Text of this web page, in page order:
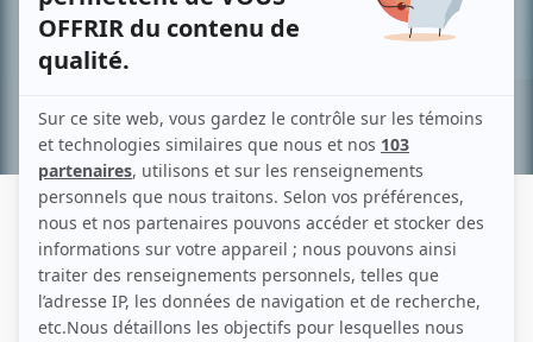
Recherche avancée »
JORY ELDRED
Liens
Fiche de Jory Eldred sur Showbizz.net